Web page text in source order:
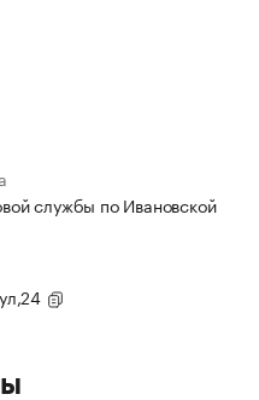
службы по Ивановской